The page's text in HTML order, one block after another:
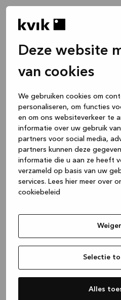
Deze website
van cookies
We gebruiken cookies om
personaliseren, om functies
en om ons websiteverkeer te
informatie over uw gebruik
partners voor social media,
partners kunnen deze
informatie die u aan ze heeft
verzameld op basis van uw
services. Lees hier meer over
cookiebeleid
Selectie
Alles
(see